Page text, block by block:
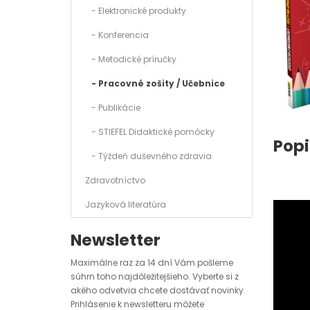
- Elektronické produkty
- Konferencia
- Metodické príručky
- Pracovné zošity / Učebnice
- Publikácie
- STIEFEL Didaktické pomôcky
- Týždeň duševného zdravia
Zdravotníctvo
Jazyková literatúra
Newsletter
Maximálne raz za 14 dní Vám pošleme
súhrn toho najdôležitejšieho. Vyberte si z
akého odvetvia chcete dostávať novinky.
Prihlásenie k newsletteru môžete